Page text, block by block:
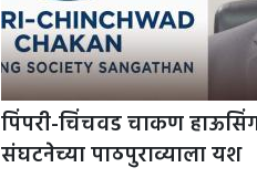
पिंपरी-चिंचवड चाकण
संघटनेच्या पाठपुराव्याला यश